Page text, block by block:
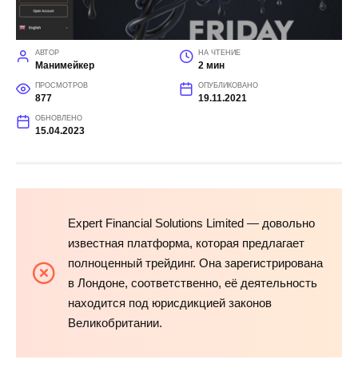
АВТОР
Манимейкер
НА ЧТЕНИЕ
2 мин
ПРОСМОТРОВ
877
ОПУБЛИКОВАНО
19.11.2021
ОБНОВЛЕНО
15.04.2023
Expert Financial Solutions Limited — довольно
известная платформа, которая предлагает
полноценный трейдинг. Она зарегистрирована
в Лондоне, соответственно, её деятельность
находится под юрисдикцией законов
Великобритании.